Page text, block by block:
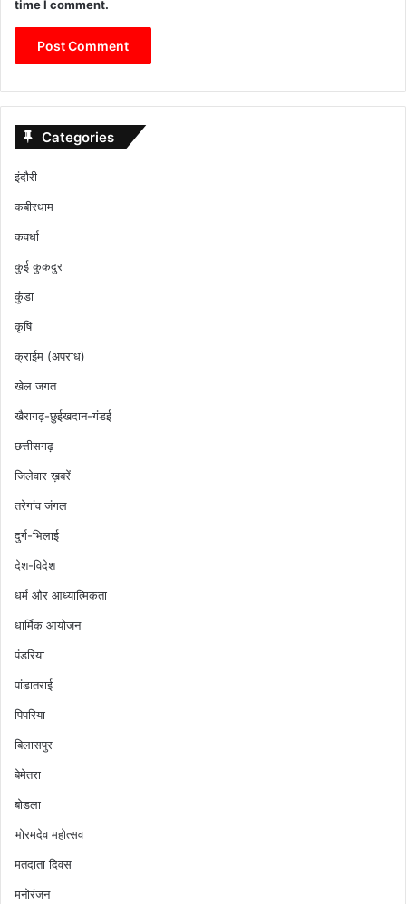
time I comment.
Categories
इंदौरी
कबीरधाम
कवर्धा
कुई कुकदुर
कुंडा
कृषि
क्राईम (अपराध)
खेल जगत
खैरागढ़-छुईखदान-गंडई
छत्तीसगढ़
जिलेवार ख़बरें
तरेगांव जंगल
दुर्ग-भिलाई
देश-विदेश
धर्म और आध्यात्मिकता
धार्मिक आयोजन
पंडरिया
पांडातराई
पिपरिया
बिलासपुर
बेमेतरा
बोडला
भोरमदेव महोत्सव
मतदाता दिवस
मनोरंजन